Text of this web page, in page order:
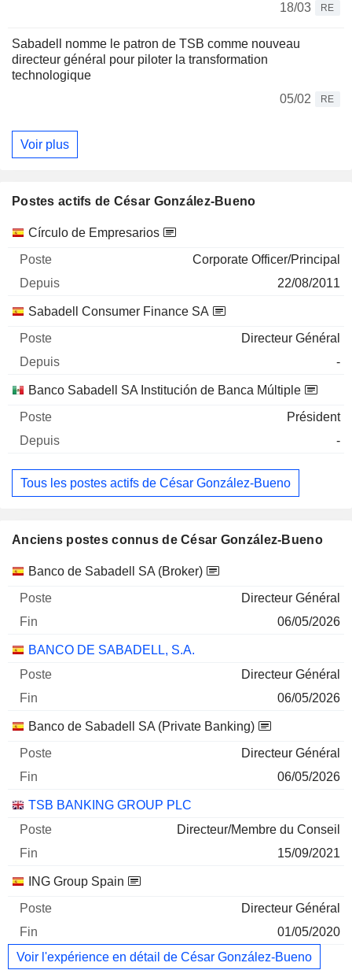
18/03
RE
Sabadell nomme le patron de TSB comme nouveau
directeur général pour piloter la transformation
technologique
05/02
RE
Voir plus
Postes actifs de César González-Bueno
Sociétés Poste Début
Círculo de Empresarios
Corporate Officer/Principal
22/08/2011
Sabadell Consumer Finance SA
Directeur Général
-
Banco Sabadell SA Institución de Banca Múltiple
Président
-
Tous les postes actifs de César González-Bueno
Anciens postes connus de César González-Bueno
Sociétés Poste Fin
Banco de Sabadell SA (Broker)
Directeur Général
06/05/2026
BANCO DE SABADELL, S.A.
Directeur Général
06/05/2026
Banco de Sabadell SA (Private Banking)
Directeur Général
06/05/2026
TSB BANKING GROUP PLC
Directeur/Membre du Conseil
15/09/2021
ING Group Spain
Directeur Général
01/05/2020
Voir l'expérience en détail de César González-Bueno